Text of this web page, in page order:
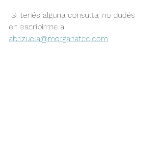
en escribirme a
abrizuela@morganatec.com